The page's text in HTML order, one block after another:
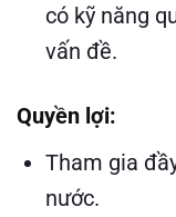
có kỹ năng
vấn đề.
Quyền lợi:
Tham gia
nước.